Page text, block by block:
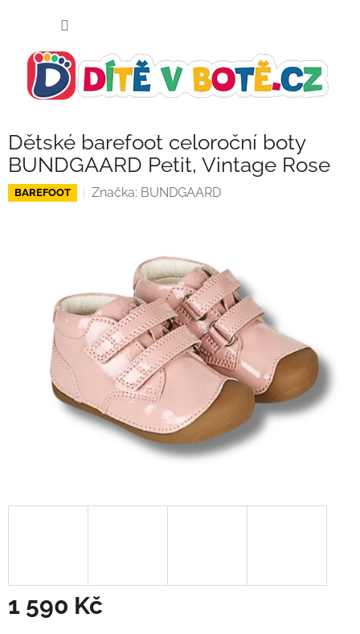
Dětské barefoot celoroční boty
BUNDGAARD Petit, Vintage Rose
BAREFOOT Značka: BUNDGAARD
1 590 Kč